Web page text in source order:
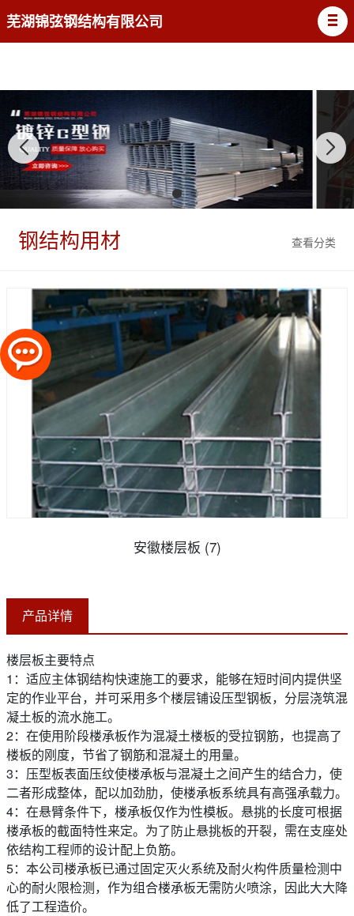
芜湖锦弦钢结构有限公司
查看分类
钢结构用材
安徽楼层板 (7)
产品详情
楼层板主要特点
1：适应主体钢结构快速施工的要求，能够在短时间内提供坚
定的作业平台，并可采用多个楼层铺设压型钢板，分层浇筑混
凝土板的流水施工。
2：在使用阶段楼承板作为混凝土楼板的受拉钢筋，也提高了
楼板的刚度，节省了钢筋和混凝土的用量。
3：压型板表面压纹使楼承板与混凝土之间产生的结合力，使
二者形成整体，配以加劲肋，使楼承板系统具有高强承载力。
4：在悬臂条件下，楼承板仅作为性模板。悬挑的长度可根据
楼承板的截面特性来定。为了防止悬挑板的开裂，需在支座处
依结构工程师的设计配上负筋。
5：本公司楼承板已通过固定灭火系统及耐火构件质量检测中
心的耐火限检测，作为组合楼承板无需防火喷涂，因此大大降
低了工程造价。